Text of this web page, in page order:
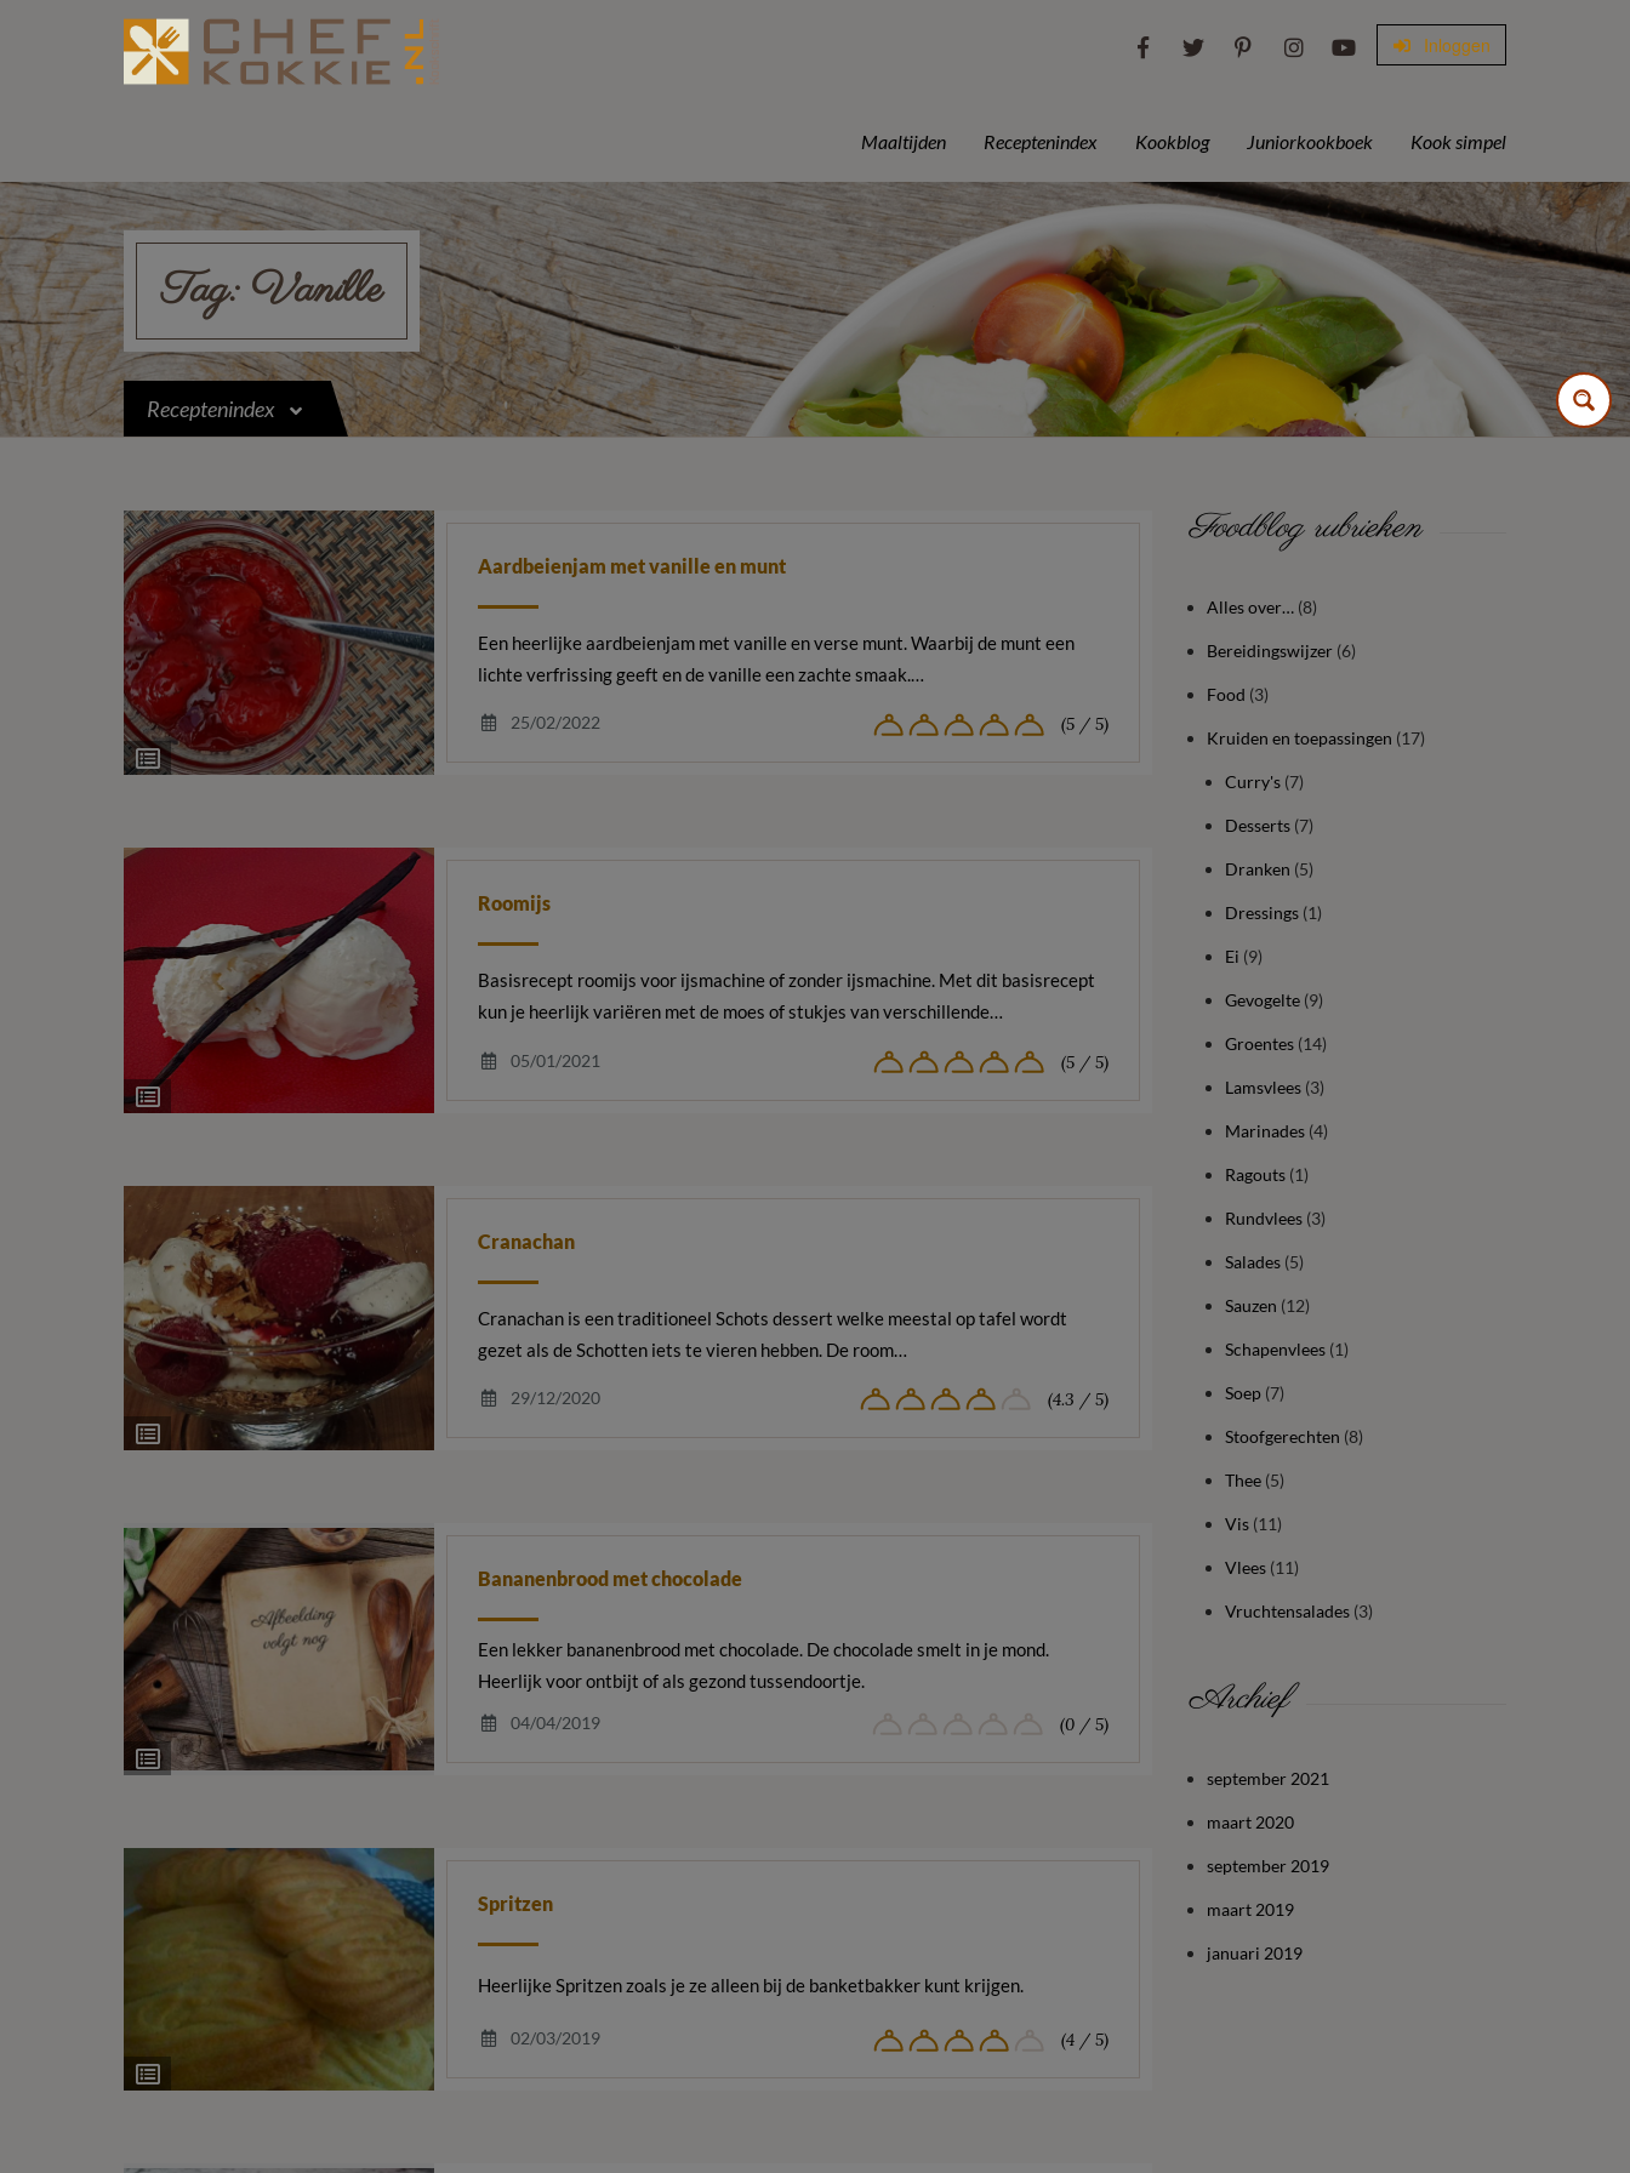
Inloggen
Maaltijden Receptenindex Kookblog Juniorkookboek Kook simpel
Tag: Vanille
Receptenindex
Ingrediëntenlijst
Aardbeienjam met vanille en munt
Een heerlijke aardbeienjam met vanille en verse munt. Waarbij de munt een
lichte verfrissing geeft en de vanille een zachte smaak.…
25/02/2022 (5 / 5)
Ingrediëntenlijst
Roomijs
Basisrecept roomijs voor ijsmachine of zonder ijsmachine. Met dit basisrecept
kun je heerlijk variëren met de moes of stukjes van verschillende…
05/01/2021 (5 / 5)
Ingrediëntenlijst
Cranachan
Cranachan is een traditioneel Schots dessert welke meestal op tafel wordt
gezet als de Schotten iets te vieren hebben. De room…
29/12/2020 (4.3 / 5)
Ingrediëntenlijst
Bananenbrood met chocolade
Een lekker bananenbrood met chocolade. De chocolade smelt in je mond.
Heerlijk voor ontbijt of als gezond tussendoortje.
04/04/2019 (0 / 5)
Ingrediëntenlijst
Spritzen
Heerlijke Spritzen zoals je ze alleen bij de banketbakker kunt krijgen.
02/03/2019 (4 / 5)
Foodblog rubrieken
Alles over…(8)
Bereidingswijzer(6)
Food (3)
Kruiden en toepassingen (17)
Curry's(7)
Desserts(7)
Dranken (5)
Dressings(1)
Ei (9)
Gevogelte(9)
Groentes(14)
Lamsvlees(3)
Marinades(4)
Ragouts(1)
Rundvlees(3)
Salades(5)
Sauzen (12)
Schapenvlees(1)
Soep(7)
Stoofgerechten (8)
Thee(5)
Vis(11)
Vlees(11)
Vruchtensalades(3)
Archief
september 2021
maart 2020
september 2019
maart 2019
januari 2019